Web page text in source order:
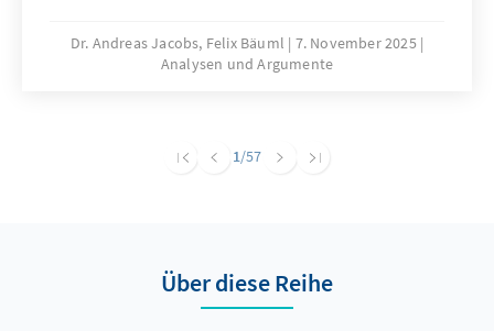
als Beschützerin jüdischen Lebens in
Deutschland zu positionieren. Diese
und erfüllt mehrere politische Funktionen.
Dr. Andreas Jacobs, Felix Bäuml
7. November 2025
Analysen und Argumente
1/57
Über diese Reihe